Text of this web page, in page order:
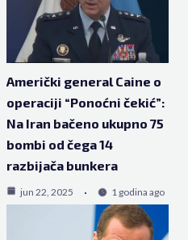
Američki general Caine o
operaciji “Ponoćni čekić”:
Na Iran bačeno ukupno 75
bombi od čega 14
razbijača bunkera
jun 22, 2025 1 godina ago